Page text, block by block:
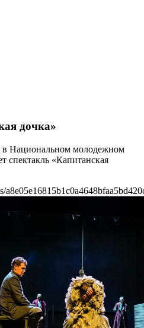
дочка»
в Национальном молодежном
спектакль «Капитанская